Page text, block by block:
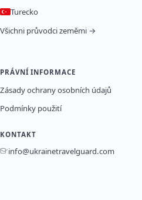
Turecko
Všichni průvodci zeměmi →
PRÁVNÍ INFORMACE
Zásady ochrany osobních údajů
Podmínky použití
KONTAKT
info@ukrainetravelguard.com